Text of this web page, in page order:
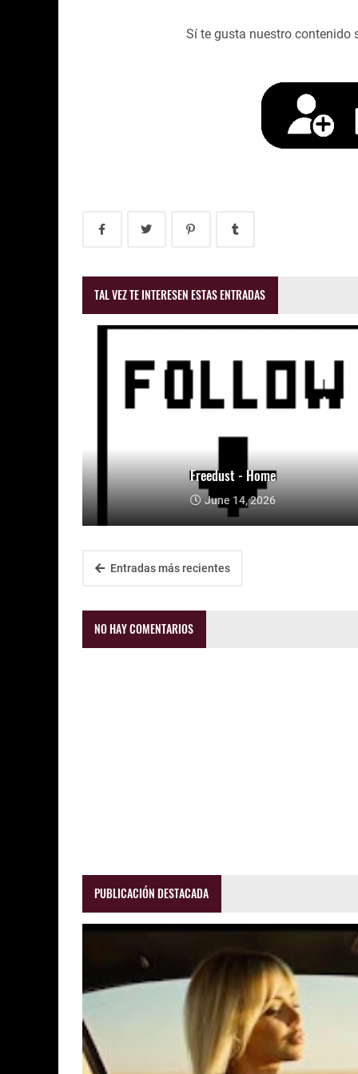
Sí te gusta nuestro contenido
TAL VEZ TE INTERESEN ESTAS ENTRADAS
Freedust - Home
June 14, 2026
Entradas más recientes
NO HAY COMENTARIOS
PUBLICACIÓN DESTACADA